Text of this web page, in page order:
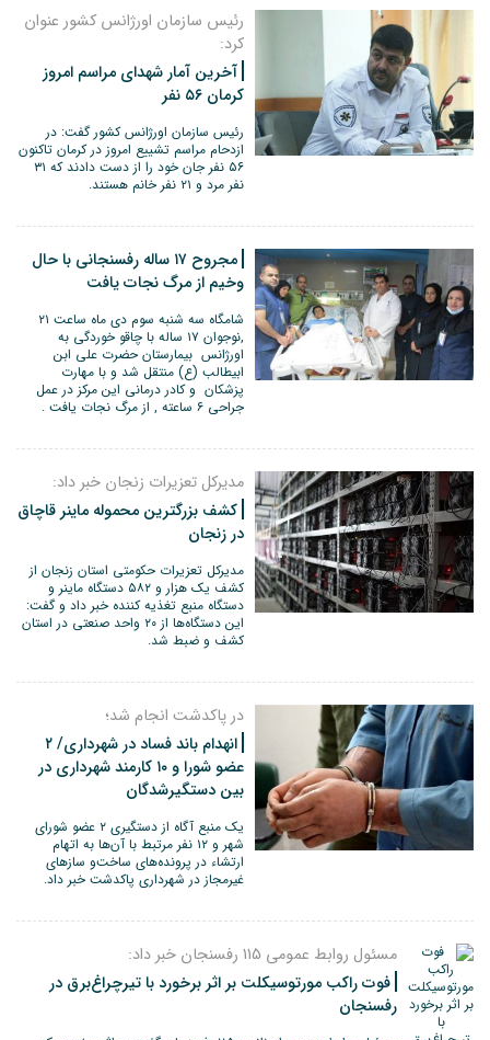
رئیس سازمان اورژانس کشور عنوان
کرد:
آخرین آمار شهدای مراسم امروز
کرمان ۵۶ نفر
رئیس سازمان اورژانس کشور گفت: در
ازدحام مراسم تشییع امروز در کرمان تاکنون
۵۶ نفر جان خود را از دست دادند که ۳۱
نفر مرد و ۲۱ نفر خانم هستند.
مجروح ۱۷ ساله رفسنجانی با حال
وخیم از مرگ نجات یافت
شامگاه سه شنبه سوم دی ماه ساعت ۲۱
,نوجوان ۱۷ ساله با چاقو خوردگی به
اورژانس بیمارستان حضرت علی ابن
ابیطالب (ع) منتقل شد و با مهارت
پزشکان و کادر درمانی این مرکز در عمل
جراحی ۶ ساعته , از مرگ نجات یافت .
مدیرکل تعزیرات زنجان خبر داد:
کشف بزرگترین محموله ماینر قاچاق
در زنجان
مدیرکل تعزیرات حکومتی استان زنجان از
کشف یک هزار و ۵۸۲ دستگاه ماینر و
دستگاه منبع تغذیه کننده خبر داد و گفت:
این دستگاه‌ها از ۲۰ واحد صنعتی در استان
کشف و ضبط شد.
در پاکدشت انجام شد؛
انهدام باند فساد در شهرداری/ ۲
عضو شورا و ۱۰ کارمند شهرداری در
بین دستگیرشدگان
یک منبع آگاه از دستگیری ۲ عضو شورای
شهر و ۱۲ نفر مرتبط با آن‌ها به اتهام
ارتشاء در پرونده‌های ساخت‌و سازهای
غیرمجاز در شهرداری پاکدشت خبر داد.
مسئول روابط عمومی 115 رفسنجان خبر داد:
فوت راکب مورتوسیکلت بر اثر برخورد با تیرچراغ‌برق در
رفسنجان